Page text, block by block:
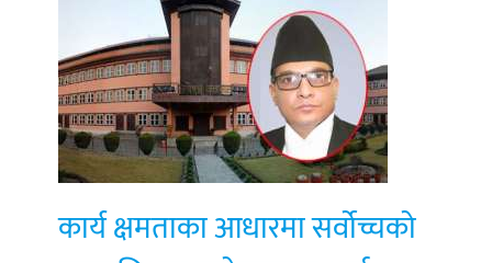
कार्य क्षमताका आधारमा सर्वोच्चको